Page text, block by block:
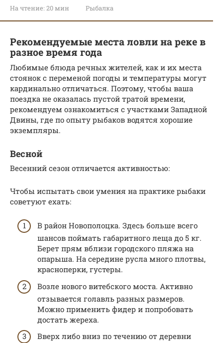
На чтение: 20 мин Рыбалка
Рекомендуемые места ловли на реке в
разное время года
Любимые блюда речных жителей, как и их места
стоянок с переменой погоды и температуры могут
кардинально отличаться. Поэтому, чтобы ваша
поездка не оказалась пустой тратой времени,
рекомендуем ознакомиться с участками Западной
Двины, где по опыту рыбаков водятся хорошие
экземпляры.
Весной
Весенний сезон отличается активностью:
Чтобы испытать свои умения на практике рыбаки
советуют ехать:
В район Новополоцка. Здесь больше всего
шансов поймать габаритного леща до 5 кг.
Берет прям вблизи городского пляжа на
опарыша. На середине русла много плотвы,
красноперки, густеры.
Возле нового витебского моста. Активно
отзывается голавль разных размеров.
Можно применить фидер и попробовать
достать жереха.
Вверх либо вниз по течению от деревни